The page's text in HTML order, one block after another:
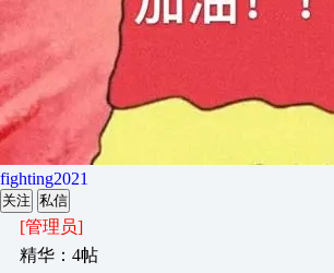
fighting2021
关注 私信
[管理员]
精华：4帖